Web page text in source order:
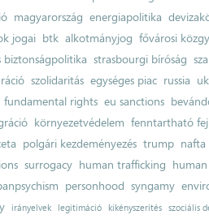
magyarország energiapolitika
jogai btk alkotmányjog fővárosi
biztonságpolitika strasbourgi bíróság
szolidaritás egységes piac russia
fundamental rights eu sanctions
környezetvédelem fenntartható
polgári kezdeményezés trump nafta
surrogacy human trafficking
personhood syngamy
irányelvek legitimáció kikényszerítés szociális